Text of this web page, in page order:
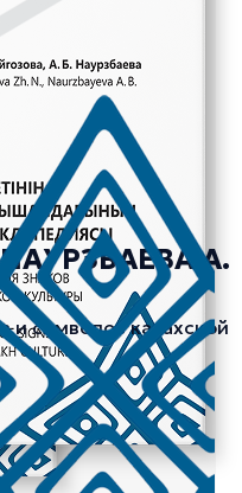
А.
и символов казахской